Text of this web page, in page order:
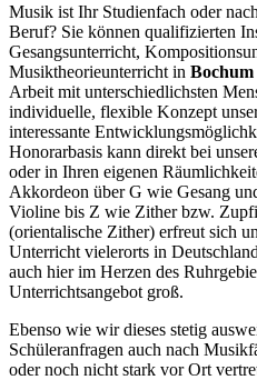
Musik ist Ihr Studienfach oder
Beruf? Sie können qualifizierten
Gesangsunterricht,
Musiktheorieunterricht in Bochum
Arbeit mit unterschiedlichsten
individuelle, flexible Konzept
interessante
Honorarbasis kann direkt bei
oder in Ihren eigenen
Akkordeon über G wie Gesang
Violine bis Z wie Zither bzw.
(orientalische Zither) erfreut sich
Unterricht vielerorts in
auch hier im Herzen des
Unterrichtsangebot groß.
Ebenso wie wir dieses stetig
Schüleranfragen auch nach
oder noch nicht stark vor Ort